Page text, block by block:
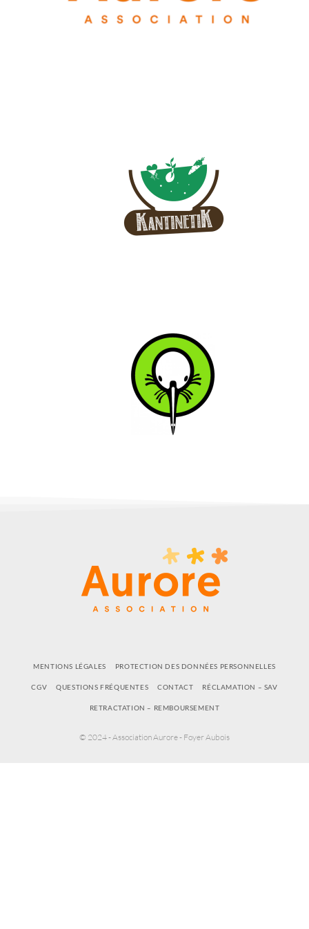
MENTIONS LÉGALES PROTECTION DES DONNÉES PERSONNELLES
CGV QUESTIONS FRÉQUENTES CONTACT RÉCLAMATION – SAV
RETRACTATION – REMBOURSEMENT
© 2024 - Association Aurore - Foyer Aubois